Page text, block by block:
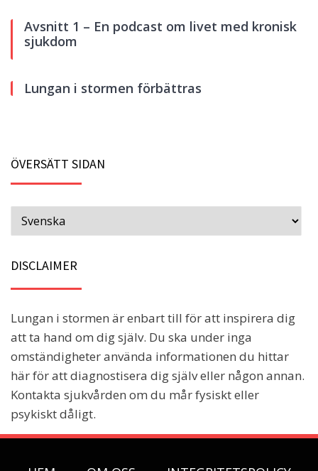
Avsnitt 1 – En podcast om livet med kronisk
sjukdom
Lungan i stormen förbättras
ÖVERSÄTT SIDAN
DISCLAIMER
Lungan i stormen är enbart till för att inspirera dig
att ta hand om dig själv. Du ska under inga
omständigheter använda informationen du hittar
här för att diagnostisera dig själv eller någon annan.
Kontakta sjukvården om du mår fysiskt eller
psykiskt dåligt.